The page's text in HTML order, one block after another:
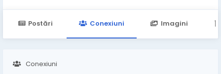
Postări Conexiuni Imagini
Conexiuni